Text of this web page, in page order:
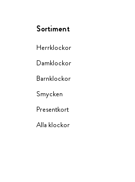
Sortiment
Herrklockor
Damklockor
Barnklockor
Smycken
Presentkort
Alla klockor